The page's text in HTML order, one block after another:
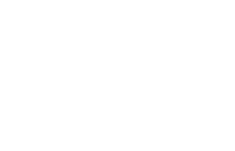
в машину.